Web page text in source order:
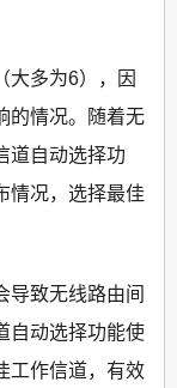
大多为6），因
的情况。随着无
道自动选择功
情况，选择最佳
导致无线路由间
自动选择功能使
工作信道，有效